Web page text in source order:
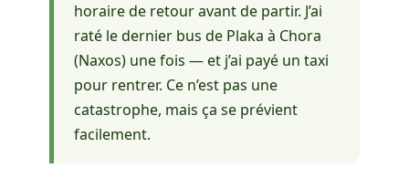
horaire de retour avant de partir. J’ai
raté le dernier bus de Plaka à Chora
(Naxos) une fois — et j’ai payé un taxi
pour rentrer. Ce n’est pas une
catastrophe, mais ça se prévient
facilement.